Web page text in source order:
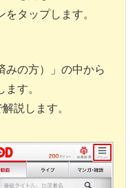
タップします。
みの方）」の中から
す。
説します。